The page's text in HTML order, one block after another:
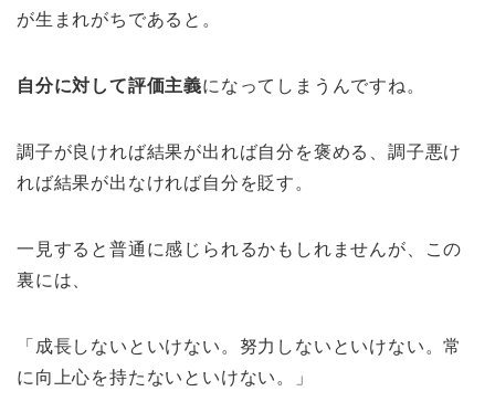
が生まれがちであると。
自分に対して評価主義になってしまうんですね。
調子が良ければ結果が出れば自分を褒める、調子悪け
れば結果が出なければ自分を貶す。
一見すると普通に感じられるかもしれませんが、この
裏には、
「成長しないといけない。努力しないといけない。常
に向上心を持たないといけない。」